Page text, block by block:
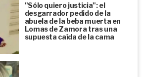
"Sólo quiero justicia": el
desgarrador pedido de la
abuela de la beba muerta en
Lomas de Zamora tras una
supuesta caída de la cama